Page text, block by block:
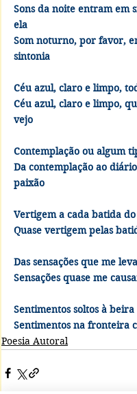
Sons da noite entram em
ela
Som noturno, por favor,
sintonia
Céu azul, claro e limpo,
Céu azul, claro e limpo,
vejo
Contemplação ou algum
Da contemplação ao
paixão
Vertigem a cada batida
Quase vertigem pelas
Das sensações que me
Sensações quase me
Sentimentos soltos à
Sentimentos na fronteira
Poesia Autoral